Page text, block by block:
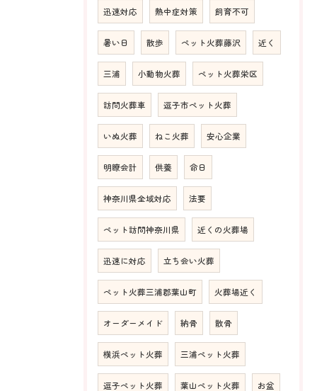
迅速対応 熱中症対策 飼育不可
暑い日 散歩 ペット火葬藤沢 近く
三浦 小動物火葬 ペット火葬栄区
訪問火葬車 逗子市ペット火葬
いぬ火葬 ねこ火葬 安心企業
明瞭会計 供養 命日
神奈川県全域対応 法要
ペット訪問神奈川県 近くの火葬場
迅速に対応 立ち会い火葬
ペット火葬三浦郡葉山町 火葬場近く
オーダーメイド 納骨 散骨
横浜ペット火葬 三浦ペット火葬
逗子ペット火葬 葉山ペット火葬 お盆